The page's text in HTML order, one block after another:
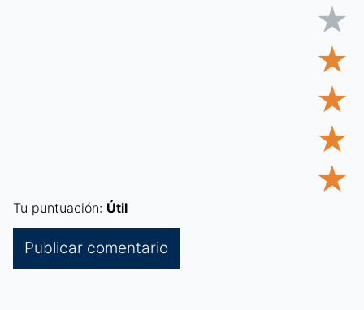
★
★
★
★
★
Tu puntuación: Útil